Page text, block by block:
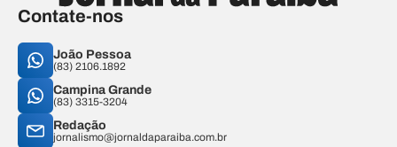
Contate-nos
João Pessoa
(83) 2106.1892
Campina Grande
(83) 3315-3204
Redação
jornalismo@jornaldaparaiba.com.br